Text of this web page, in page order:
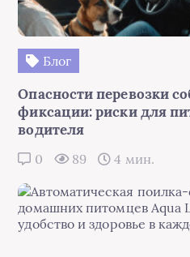
Блог
Опасности перевозки
фиксации: риски для
водителя
0 89 4 мин.